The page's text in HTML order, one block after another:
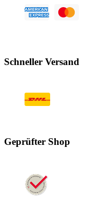
Schneller Versand
Geprüfter Shop